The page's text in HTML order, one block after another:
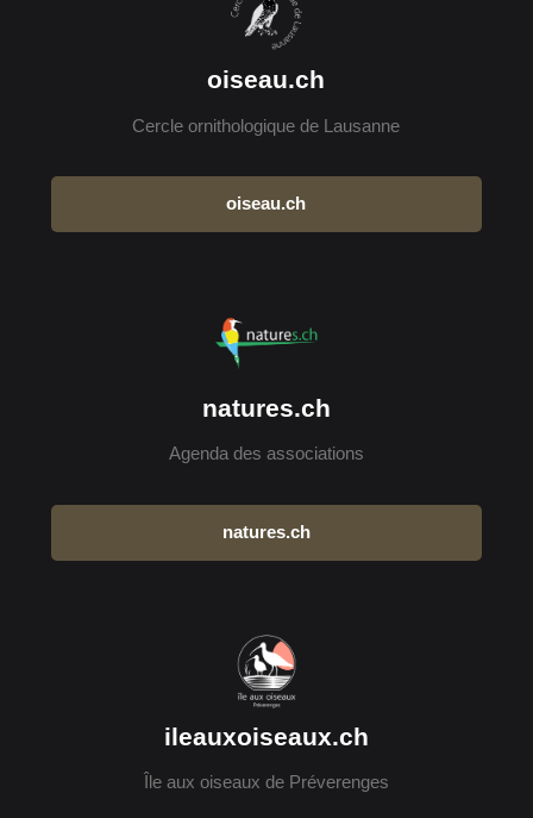
oiseau.ch
Cercle ornithologique de Lausanne
oiseau.ch
natures.ch
Agenda des associations
natures.ch
ileauxoiseaux.ch
Île aux oiseaux de Préverenges